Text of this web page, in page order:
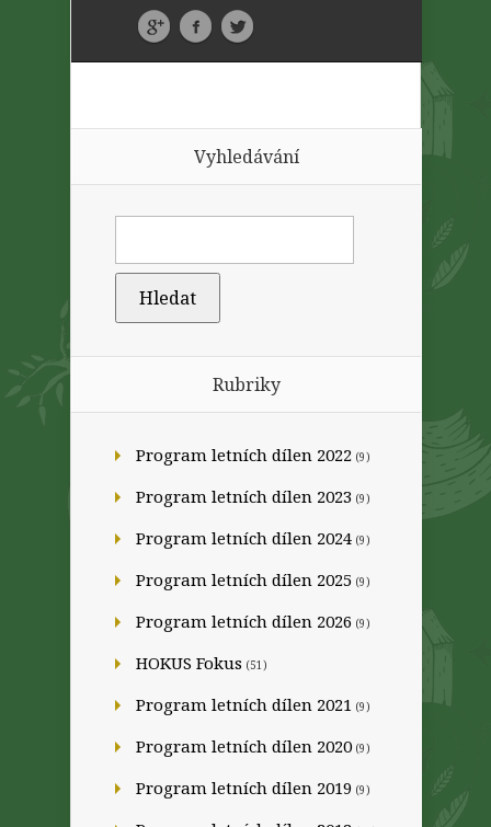
Vyhledávání
Rubriky
Program letních dílen 2022 (9)
Program letních dílen 2023 (9)
Program letních dílen 2024 (9)
Program letních dílen 2025 (9)
Program letních dílen 2026 (9)
HOKUS Fokus (51)
Program letních dílen 2021 (9)
Program letních dílen 2020 (9)
Program letních dílen 2019 (9)